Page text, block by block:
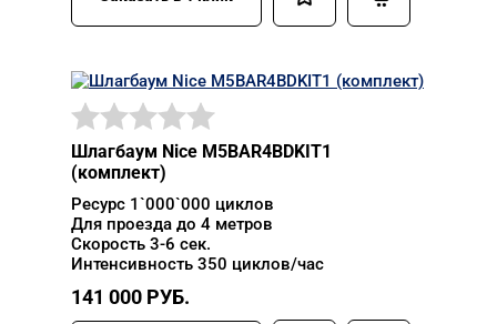
Шлагбаум Nice M5BAR4BDKIT1
(комплект)
Ресурс 1`000`000 циклов
Для проезда до 4 метров
Скорость 3-6 сек.
Интенсивность 350 циклов/час
141 000 РУБ.